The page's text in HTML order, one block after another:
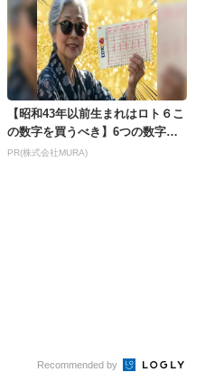
【昭和43年以前生まれはロト６こ
の数字を買うべき】6つの数字が
「完全一致」する方...
PR(株式会社MURA)
Recommended by